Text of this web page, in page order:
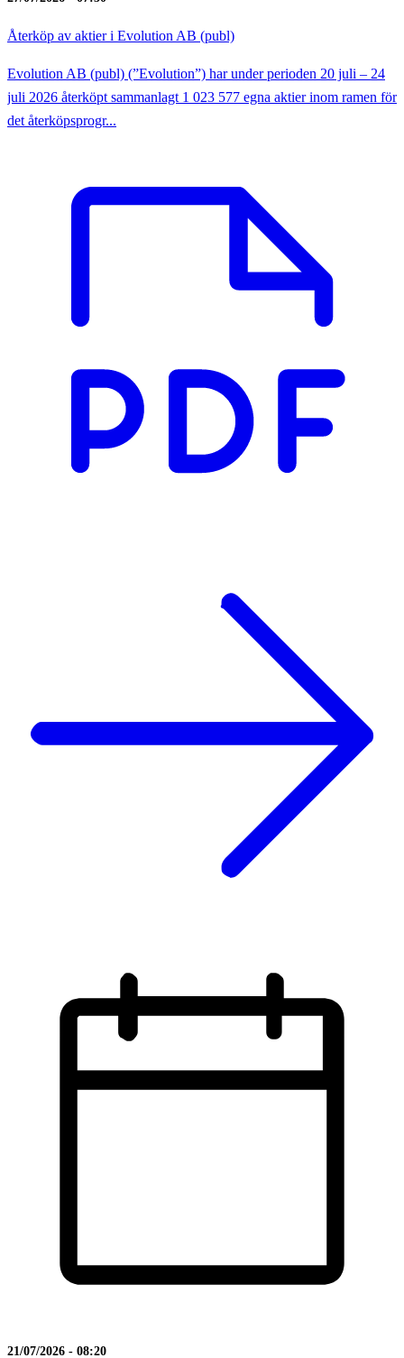
Återköp av aktier i Evolution AB (publ)
Evolution AB (publ) (”Evolution”) har under perioden 20 juli – 24
juli 2026 återköpt sammanlagt 1 023 577 egna aktier inom ramen för
det återköpsprogr...
21/07/2026 - 08:20